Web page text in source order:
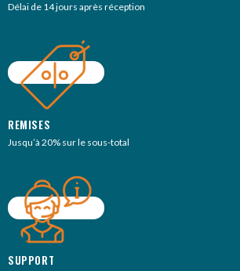
Délai de 14 jours après réception
REMISES
Jusqu’à 20% sur le sous-total
SUPPORT